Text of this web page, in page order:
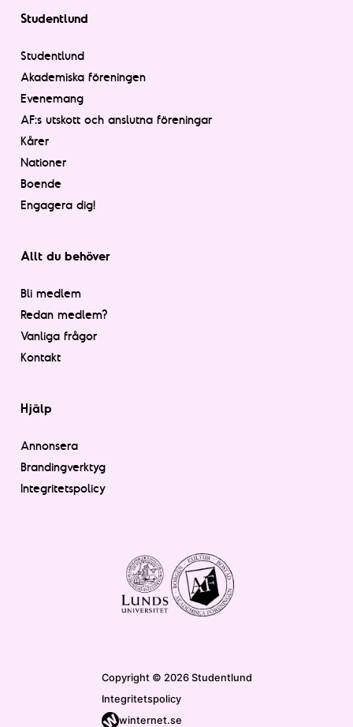
Studentlund
Studentlund
Akademiska föreningen
Evenemang
AF:s utskott och anslutna föreningar
Kårer
Nationer
Boende
Engagera dig!
Allt du behöver
Bli medlem
Redan medlem?
Vanliga frågor
Kontakt
Hjälp
Annonsera
Brandingverktyg
Integritetspolicy
Copyright © 2026 Studentlund
Integritetspolicy
winternet.se